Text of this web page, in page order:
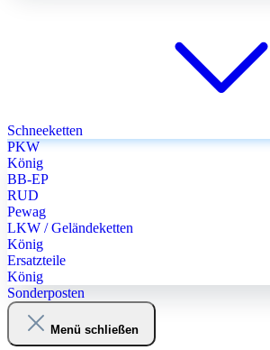
Schneeketten
PKW
König
BB-EP
RUD
Pewag
LKW / Geländeketten
König
Ersatzteile
König
Sonderposten
Menü schließen